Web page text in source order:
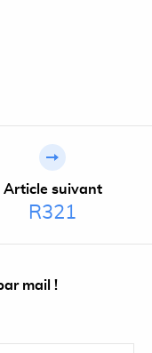
Article suivant
R321
mail !